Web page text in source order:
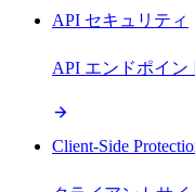
API セキュリティ
API エンドポイン
Client-Side